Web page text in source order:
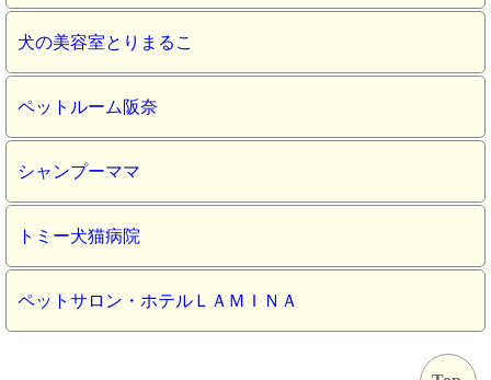
犬の美容室とりまるこ
ペットルーム阪奈
シャンプーママ
トミー犬猫病院
ペットサロン・ホテルＬＡＭＩＮＡ